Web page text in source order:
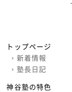
トップページ
› 新着情報
› 塾長日記
神谷塾の特色